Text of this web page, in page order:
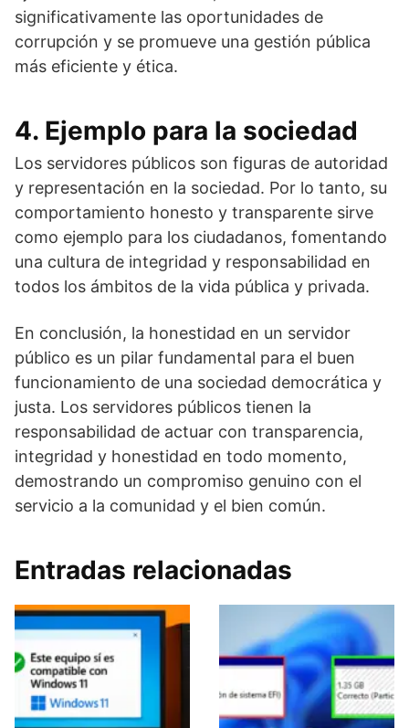
significativamente las oportunidades de
corrupción y se promueve una gestión pública
más eficiente y ética.
4. Ejemplo para la sociedad
Los servidores públicos son figuras de autoridad
y representación en la sociedad. Por lo tanto, su
comportamiento honesto y transparente sirve
como ejemplo para los ciudadanos, fomentando
una cultura de integridad y responsabilidad en
todos los ámbitos de la vida pública y privada.
En conclusión, la honestidad en un servidor
público es un pilar fundamental para el buen
funcionamiento de una sociedad democrática y
justa. Los servidores públicos tienen la
responsabilidad de actuar con transparencia,
integridad y honestidad en todo momento,
demostrando un compromiso genuino con el
servicio a la comunidad y el bien común.
Entradas relacionadas